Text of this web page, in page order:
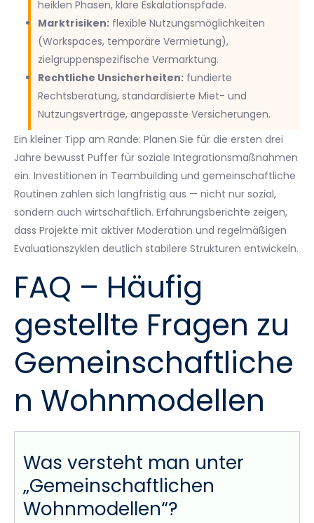
heiklen Phasen, klare Eskalationspfade.
Marktrisiken: flexible Nutzungsmöglichkeiten
(Workspaces, temporäre Vermietung),
zielgruppenspezifische Vermarktung.
Rechtliche Unsicherheiten: fundierte
Rechtsberatung, standardisierte Miet- und
Nutzungsverträge, angepasste Versicherungen.
Ein kleiner Tipp am Rande: Planen Sie für die ersten drei
Jahre bewusst Puffer für soziale Integrationsmaßnahmen
ein. Investitionen in Teambuilding und gemeinschaftliche
Routinen zahlen sich langfristig aus — nicht nur sozial,
sondern auch wirtschaftlich. Erfahrungsberichte zeigen,
dass Projekte mit aktiver Moderation und regelmäßigen
Evaluationszyklen deutlich stabilere Strukturen entwickeln.
FAQ – Häufig
gestellte Fragen zu
Gemeinschaftliche
n Wohnmodellen
Was versteht man unter
„Gemeinschaftlichen
Wohnmodellen“?